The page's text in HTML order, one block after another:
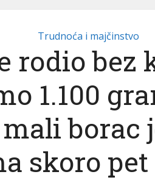
Trudnoća i majčinstvo
rodio bez
1.100
borac
skoro